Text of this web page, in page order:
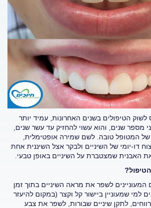
לשוק הטיפולים בשנים האחרונות, עמיד יותר
מספר שנים, והוא עשוי להחזיק עד עשר שנים,
המטופל טובה. לשם שמירה אופטימלית,
דו-יומי של השיניים ולבקר אצל השיננית אחת
האבנית שמצטברת על השיניים באופן טבעי.
המעוניינים לשפר את מראה השיניים בתוך זמן
למי שמעוניין ביישור קל וקצר (במקום להיעזר
לתקן שיניים שבורות, לשפר את צבע